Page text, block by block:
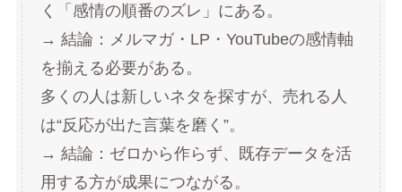
く「感情の順番のズレ」にある。
→ 結論：メルマガ・LP・YouTubeの感情軸
を揃える必要がある。
多くの人は新しいネタを探すが、売れる人
は“反応が出た言葉を磨く”。
→ 結論：ゼロから作らず、既存データを活
用する方が成果につながる。